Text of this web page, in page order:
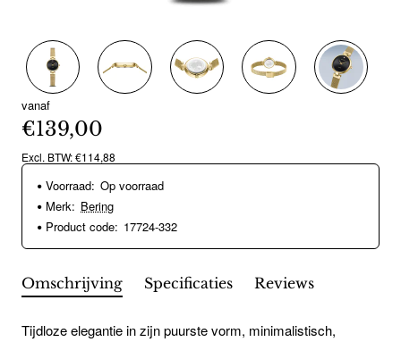
Nieuw
vanaf
€139,00
Excl. BTW: €114,88
Voorraad: Op voorraad
Merk: Bering
Product code: 17724-332
Omschrijving Specificaties Reviews
Tijdloze elegantie in zijn puurste vorm, minimalistisch,